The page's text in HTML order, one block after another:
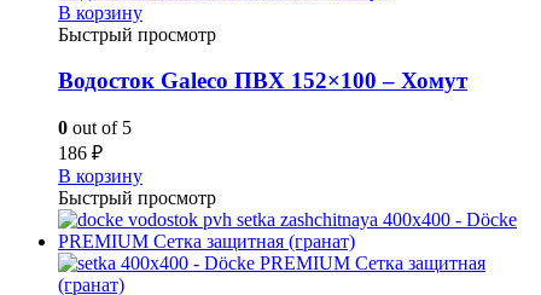
В корзину
Быстрый просмотр
Водосток Galeco ПВХ 152×100 – Хомут
0 out of 5
186 ₽
В корзину
Быстрый просмотр